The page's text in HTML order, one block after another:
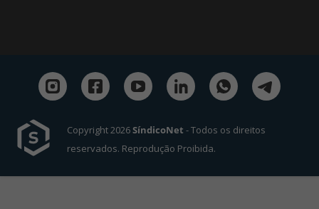
Copyright 2026SíndicoNet - Todos os direitos
reservados. Reprodução Proibida.